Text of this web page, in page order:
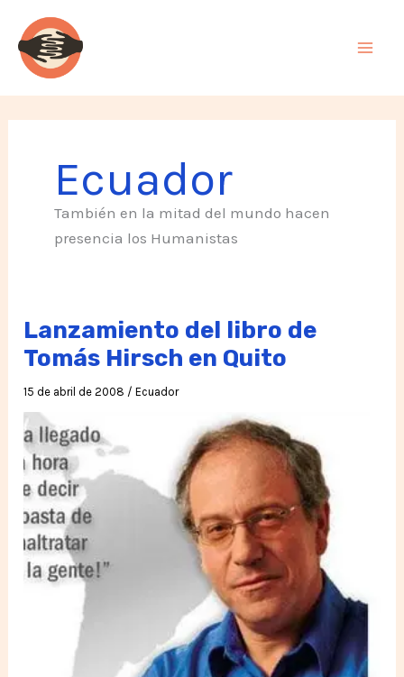
contenido
Ecuador
También en la mitad del mundo hacen
presencia los Humanistas
Lanzamiento del libro de
Tomás Hirsch en Quito
15 de abril de 2008 /Ecuador